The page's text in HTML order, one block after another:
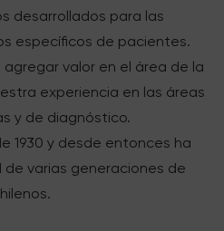
desarrollados para las
específicos de pacientes.
agregar valor en el área de la
experiencia en las áreas
y de diagnóstico.
1930 y desde entonces ha
varias generaciones de